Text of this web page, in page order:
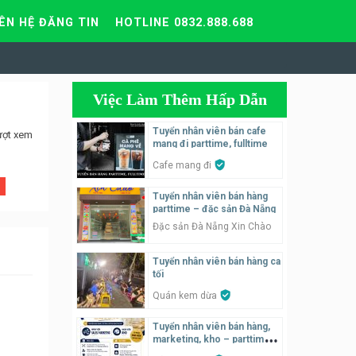
HỆ ĐĂNG TIN HOTLINE 0832.888.688
xem
Việc Làm Thêm Hấp Dẫn
Tuyển nhân viên bán cafe
mang đi parttime, fulltime
Cafe mang đi
Tuyển nhân viên bán hàng
parttime – đặc sản Đà Nẵng
Đặc sản Đà Nẵng Xin Chào
Tuyển nhân viên bán hàng ca
tối
Quán kem dừa
Tuyển nhân viên bán hàng,
marketing, kho – parttime,